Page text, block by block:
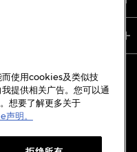
而使用cookies及类似技
提供相关广告。您可以通
想要了解更多关于
明。